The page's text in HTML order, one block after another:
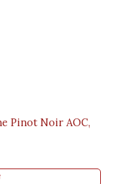
Pinot Noir AOC,